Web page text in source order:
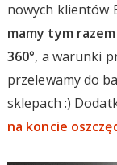
nowych klientów
mamy tym
360°, a warunki
przelewamy do
sklepach :)
na koncie